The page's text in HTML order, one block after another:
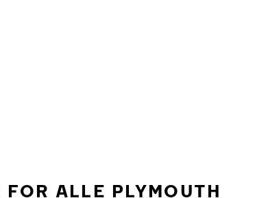
ALLE PLYMOUTH